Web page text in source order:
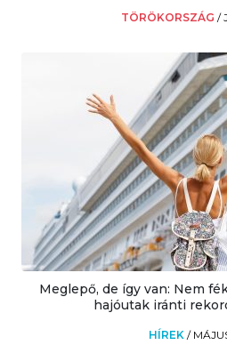
TÖRÖKORSZÁG /
Meglepő, de így van: Nem
hajóutak iránti
HÍREK /